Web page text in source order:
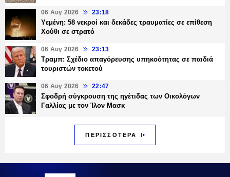
06 Αυγ 2026 23:18
Υεμένη: 58 νεκροί και δεκάδες τραυματίες σε επίθεση
Χούθι σε στρατό
06 Αυγ 2026 23:13
Τραμπ: Σχέδιο απαγόρευσης υπηκοότητας σε παιδιά
τουριστών τοκετού
06 Αυγ 2026 22:47
Σφοδρή σύγκρουση της ηγέτιδας των Οικολόγων
Γαλλίας με τον Ίλον Μασκ
ΠΕΡΙΣΣΟΤΕΡΑ